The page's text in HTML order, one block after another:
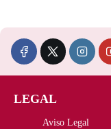
LEGAL
Aviso Legal